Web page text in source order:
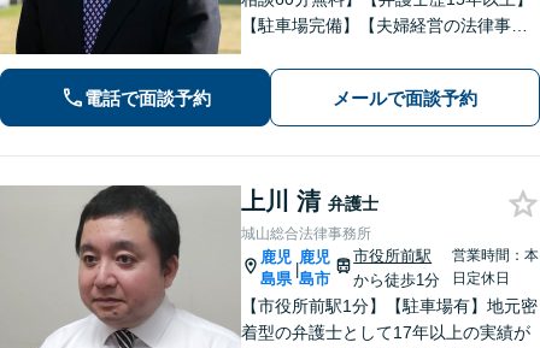
【駐車場完備】【夫婦経営の法律事務
解決します【離婚問題】最善の解決方
法をご提案します【交通事故】適切な
賠償金・後遺障害認定を獲得します
電話で面談予約 メールで面談予約
上川 清 弁護士
城山総合法律事務所
鹿児
島県
|
鹿児
島市
市役所前駅
から徒歩1分
営業時間：本
日定休日
【市役所前駅1分】【駐車場有】地元密
着型の弁護士として17年以上の実績が